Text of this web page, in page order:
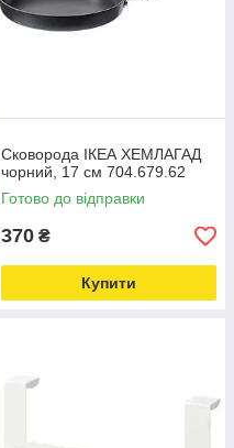
Сковорода ІКЕА ХЕМЛАГАД
чорний, 17 см 704.679.62
Готово до відправки
370 ₴
Купити